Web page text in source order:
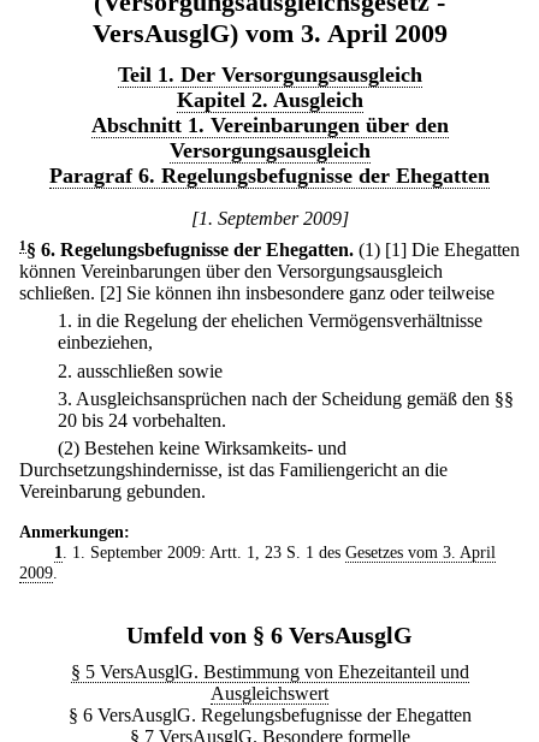
VersAusglG) vom 3. April 2009
Teil 1. Der Versorgungsausgleich
Kapitel 2. Ausgleich
Abschnitt 1. Vereinbarungen über den
Versorgungsausgleich
Paragraf 6. Regelungsbefugnisse der Ehegatten
[1. September 2009]
1 § 6. Regelungsbefugnisse der Ehegatten. (1) [1] Die Ehegatten
können Vereinbarungen über den Versorgungsausgleich
schließen. [2] Sie können ihn insbesondere ganz oder teilweise
1. in die Regelung der ehelichen Vermögensverhältnisse
einbeziehen,
2. ausschließen sowie
3. Ausgleichsansprüchen nach der Scheidung gemäß den §§
20 bis 24 vorbehalten.
(2) Bestehen keine Wirksamkeits- und
Durchsetzungshindernisse, ist das Familiengericht an die
Vereinbarung gebunden.
Anmerkungen:
1
. 1. September 2009: Artt. 1, 23 S. 1 des Gesetzes vom 3. April
2009
Umfeld von § 6 VersAusglG
§ 5 VersAusglG. Bestimmung von Ehezeitanteil und
Ausgleichswert
§ 6 VersAusglG. Regelungsbefugnisse der Ehegatten
§ 7 VersAusglG. Besondere formelle